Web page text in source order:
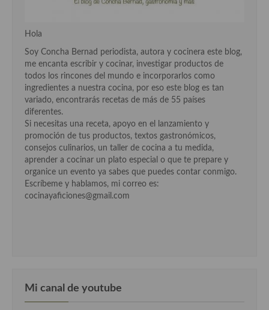
Cocina Britanica
Cocina Bulgara
Cocina Danesa
Cocina de la Republica Checa
Cocina de Polonia
Cocina de Ucrania
Cocina Eslovena
Cocina Francesa
Hola
Soy Concha Bernad periodista, autora y cocinera este blog,
me encanta escribir y cocinar, investigar productos de
todos los rincones del mundo e incorporarlos como
ingredientes a nuestra cocina, por eso este blog es tan
variado, encontrarás recetas de más de 55 países
diferentes.
Si necesitas una receta, apoyo en el lanzamiento y
promoción de tus productos, textos gastronómicos,
consejos culinarios, un taller de cocina a tu medida,
aprender a cocinar un plato especial o que te prepare y
organice un evento ya sabes que puedes contar conmigo.
Escríbeme y hablamos, mi correo es:
cocinayaficiones@gmail.com
Mi canal de youtube